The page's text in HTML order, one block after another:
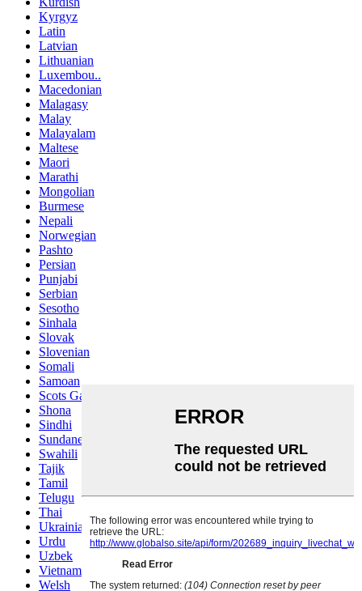
Kyrgyz
Latin
Latvian
Lithuanian
Luxembou..
Macedonian
Malagasy
Malay
Malayalam
Maltese
Maori
Marathi
Mongolian
Burmese
Nepali
Norwegian
Pashto
Persian
Punjabi
Serbian
Sesotho
Sinhala
Slovak
Slovenian
Somali
Samoan
Scots Gaelic
Shona
Sindhi
Sundanese
Swahili
Tajik
Tamil
Telugu
Thai
Ukrainian
Urdu
Uzbek
Vietnamese
Welsh